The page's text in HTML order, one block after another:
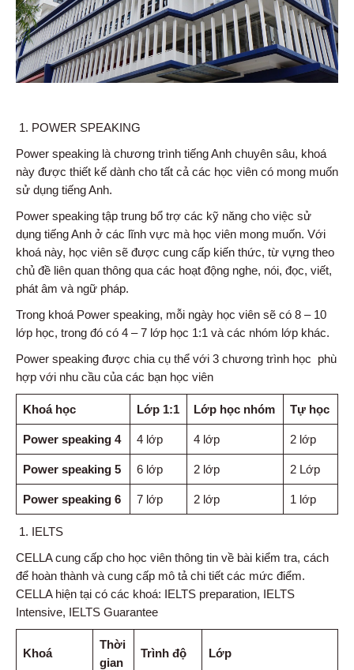
POWER SPEAKING
Power speaking là chương trình tiếng Anh chuyên sâu, khoá
này được thiết kế dành cho tất cả các học viên có mong muốn
sử dụng tiếng Anh.
Power speaking tập trung bổ trợ các kỹ năng cho việc sử
dụng tiếng Anh ở các lĩnh vực mà học viên mong muốn. Với
khoá này, học viên sẽ được cung cấp kiến thức, từ vựng theo
chủ đề liên quan thông qua các hoạt động nghe, nói, đọc, viết,
phát âm và ngữ pháp.
Trong khoá Power speaking, mỗi ngày học viên sẽ có 8 – 10
lớp học, trong đó có 4 – 7 lớp học 1:1 và các nhóm lớp khác.
Power speaking được chia cụ thể với 3 chương trình học phù
hợp với nhu cầu của các bạn học viên
Khoá học Lớp 1:1 Lớp học nhóm Tự học
Power speaking 4 4 lớp 4 lớp 2 lớp
Power speaking 5 6 lớp 2 lớp 2 Lớp
Power speaking 6 7 lớp 2 lớp 1 lớp
IELTS
CELLA cung cấp cho học viên thông tin về bài kiểm tra, cách
để hoàn thành và cung cấp mô tả chi tiết các mức điểm.
CELLA hiện tại có các khoá: IELTS preparation, IELTS
Intensive, IELTS Guarantee
Khoá
Thời
gian
Trình độ Lớp